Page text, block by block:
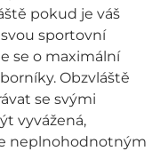
pokud je váš
sportovní
se o maximální
Obzvláště
se svými
vyvážená,
neplnohodnotným